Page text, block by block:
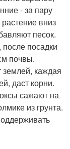
- за пару
вниз
песок.
посадки
почвы.
каждая
даст корни.
сажают на
из грунта.